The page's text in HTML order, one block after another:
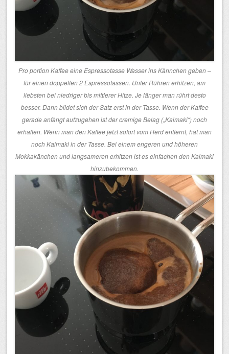
Pro portion Kaffee eine Espressotasse Wasser ins Kännchen geben –
für einen doppelten 2 Espressotassen. Unter Rühren erhitzen, am
liebsten bei niedriger bis mittlerer Hitze. Je länger man rührt desto
besser. Dann bildet sich der Satz erst in der Tasse. Wenn der Kaffee
gerade anfängt aufzugehen ist der cremige Belag („Kaimaki“) noch
erhalten. Wenn man den Kaffee jetzt sofort vom Herd entfernt, hat man
noch Kaimaki in der Tasse. Bei einem engeren und höheren
Mokkakänchen und langsameren erhitzen ist es einfachen den Kaimaki
hinzubekommen.